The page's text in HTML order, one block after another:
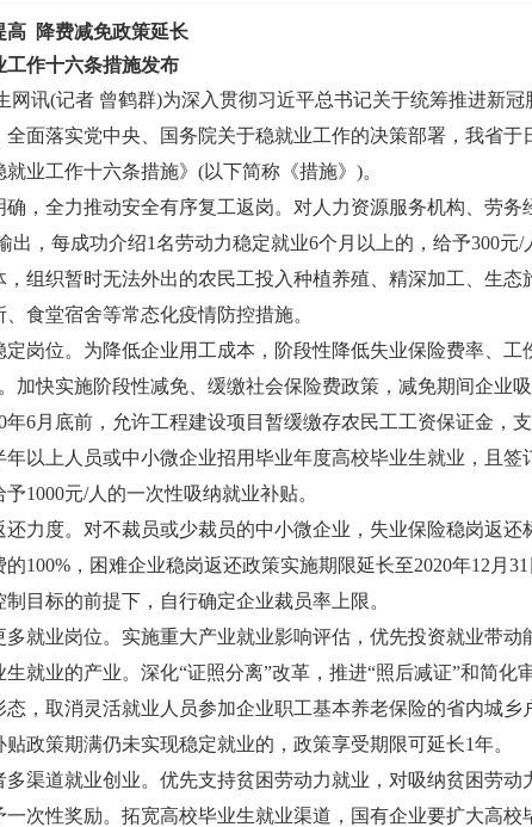
高 降费减免政策延长
工作十六条措施发布
网讯(记者 曾鹤群)为深入贯彻习近平总书记关于统筹推进新
全面落实党中央、国务院关于稳就业工作的决策部署，我省
业工作十六条措施》(以下简称《措施》)。
确，全力推动安全有序复工返岗。对人力资源服务机构、劳
出，每成功介绍1名劳动力稳定就业6个月以上的，给予300元
，组织暂时无法外出的农民工投入种植养殖、精深加工、生
食堂宿舍等常态化疫情防控措施。
定岗位。为降低企业用工成本，阶段性降低失业保险费率、工
加快实施阶段性减免、缓缴社会保险费政策，减免期间企业
年6月底前，允许工程建设项目暂缓缴存农民工工资保证金，
年以上人员或中小微企业招用毕业年度高校毕业生就业，且签
1000元/人的一次性吸纳就业补贴。
还力度。对不裁员或少裁员的中小微企业，失业保险稳岗返
100%，困难企业稳岗返还政策实施期限延长至2020年12月
目标的前提下，自行确定企业裁员率上限。
多就业岗位。实施重大产业就业影响评估，优先投资就业带
生就业的产业。深化“证照分离”改革，推进“照后减证”和简化
态，取消灵活就业人员参加企业职工基本养老保险的省内城
政策期满仍未实现稳定就业的，政策享受期限可延长1年。
多渠道就业创业。优先支持贫困劳动力就业，对吸纳贫困劳
一次性奖励。拓宽高校毕业生就业渠道，国有企业要扩大高校